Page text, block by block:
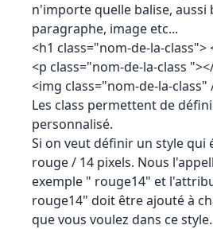
n'importe quelle balise, aussi
paragraphe, image etc...
<h1 class="nom-de-la-class">
<p class="nom-de-la-class
<img class="nom-de-la-class"
Les class permettent de
personnalisé.
Si on veut définir un style qui
rouge / 14 pixels. Nous
exemple " rouge14" et
rouge14" doit être ajouté à
que vous voulez dans ce style.